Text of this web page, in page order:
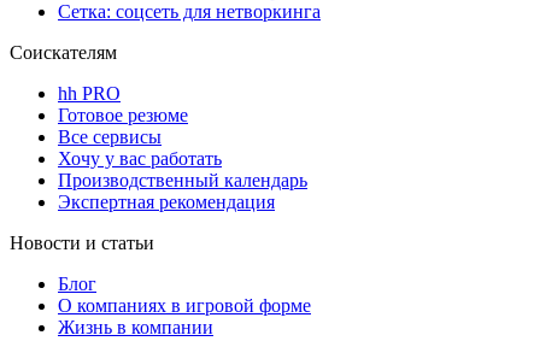
Сетка: соцсеть для нетворкинга
Соискателям
hh PRO
Готовое резюме
Все сервисы
Хочу у вас работать
Производственный календарь
Экспертная рекомендация
Новости и статьи
Блог
О компаниях в игровой форме
Жизнь в компании